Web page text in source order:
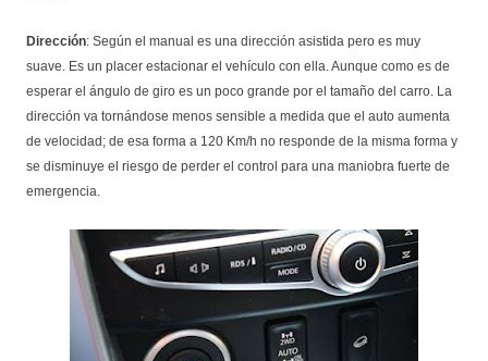
Dirección: Según el manual es una dirección asistida pero es muy
suave. Es un placer estacionar el vehículo con ella. Aunque como es de
esperar el ángulo de giro es un poco grande por el tamaño del carro. La
dirección va tornándose menos sensible a medida que el auto aumenta
de velocidad; de esa forma a 120 Km/h no responde de la misma forma y
se disminuye el riesgo de perder el control para una maniobra fuerte de
emergencia.